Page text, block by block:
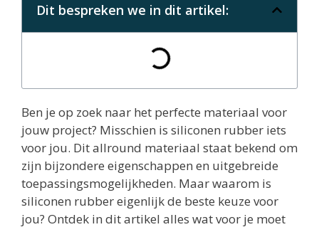
Dit bespreken we in dit artikel:
Ben je op zoek naar het perfecte materiaal voor
jouw project? Misschien is siliconen rubber iets
voor jou. Dit allround materiaal staat bekend om
zijn bijzondere eigenschappen en uitgebreide
toepassingsmogelijkheden. Maar waarom is
siliconen rubber eigenlijk de beste keuze voor
jou? Ontdek in dit artikel alles wat voor je moet